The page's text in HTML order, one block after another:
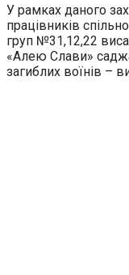
У рамках даного
працівників
груп №31,12,22
«Алею Слави»
загиблих воїнів –